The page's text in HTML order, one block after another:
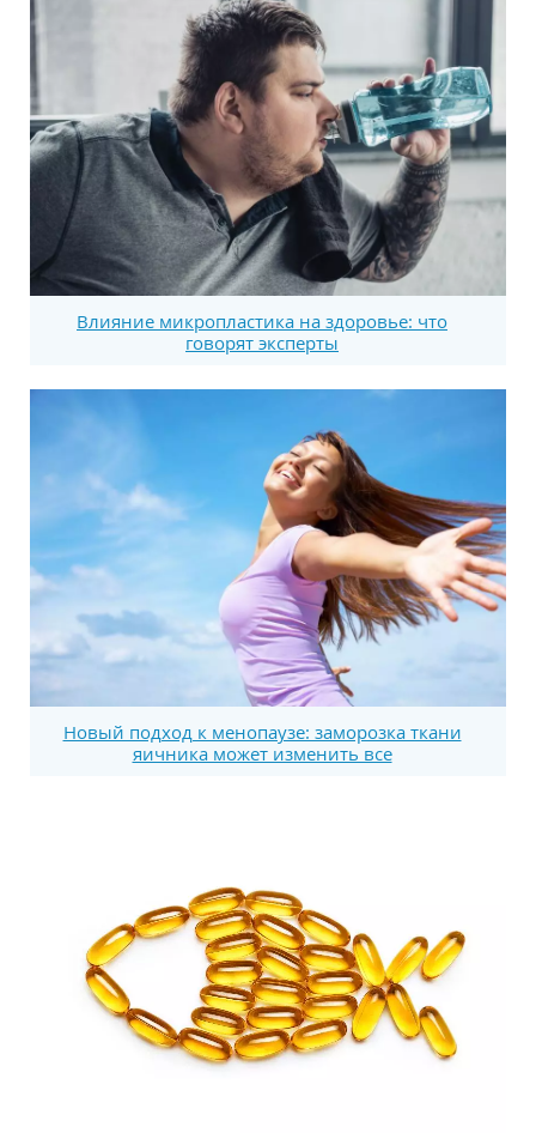
Влияние микропластика на здоровье: что
говорят эксперты
Новый подход к менопаузе: заморозка ткани
яичника может изменить все